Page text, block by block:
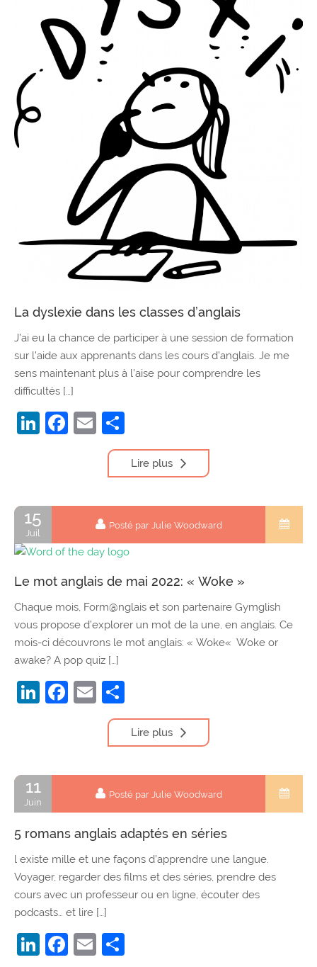
La dyslexie dans les classes d’anglais
J’ai eu la chance de participer à une session de formation
sur l’aide aux apprenants dans les cours d’anglais. Je me
sens maintenant plus à l’aise pour comprendre les
difficultés […]
LinkedIn
Facebook
Email
Lire plus
15
Juil
Posté par Julie Woodward
Le mot anglais de mai 2022: « Woke »
Chaque mois, Form@nglais et son partenaire Gymglish
vous propose d’explorer un mot de la une, en anglais. Ce
mois-ci découvrons le mot anglais: « Woke« Woke or
awake? A pop quiz […]
LinkedIn
Facebook
Email
Lire plus
11
Juin
Posté par Julie Woodward
5 romans anglais adaptés en séries
l existe mille et une façons d’apprendre une langue.
Voyager, regarder des films et des séries, prendre des
cours avec un professeur ou en ligne, écouter des
podcasts… et lire […]
LinkedIn
Facebook
Email